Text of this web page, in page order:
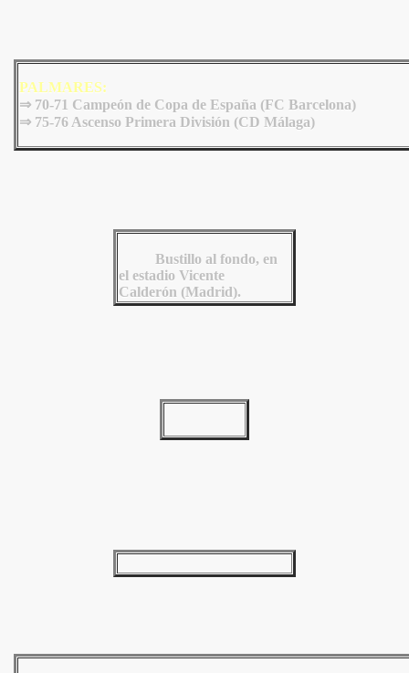
PALMARES:
⇒ 70-71 Campeón de Copa de España (FC Barcelona)
⇒ 75-76 Ascenso Primera División (CD Málaga)
Bustillo al fondo, en
el estadio Vicente
Calderón (Madrid).